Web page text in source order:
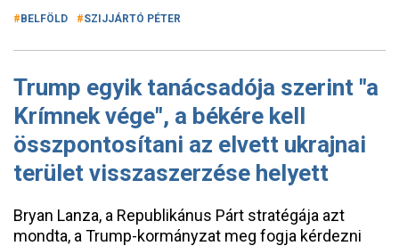
BELFÖLD SZIJJÁRTÓ PÉTER
Trump egyik tanácsadója szerint "a
Krímnek vége", a békére kell
összpontosítani az elvett ukrajnai
terület visszaszerzése helyett
Bryan Lanza, a Republikánus Párt stratégája azt
mondta, a Trump-kormányzat meg fogja kérdezni